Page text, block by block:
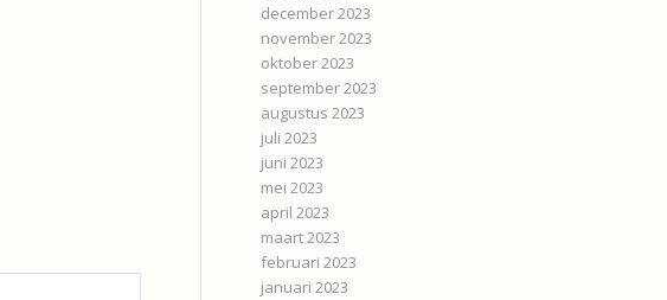
december 2023
november 2023
oktober 2023
september 2023
augustus 2023
juli 2023
juni 2023
mei 2023
april 2023
maart 2023
februari 2023
januari 2023